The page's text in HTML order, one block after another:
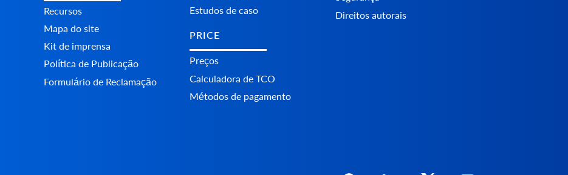
Recursos
Mapa do site
Kit de imprensa
Política de Publicação
Formulário de Reclamação
Estudos de caso
PRICE
Preços
Calculadora de TCO
Métodos de pagamento
Direitos autorais